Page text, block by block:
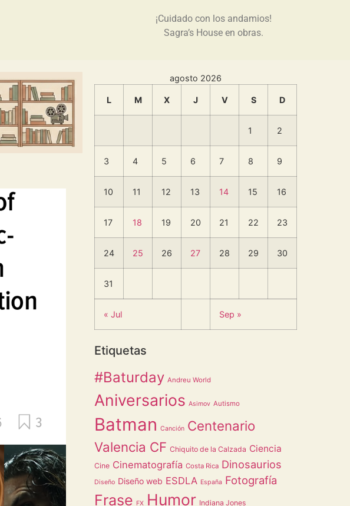
¡Cuidado con los andamios!
Sagra’s House en obras.
agosto 2026
L M X J V S D
1 2
3 4 5 6 7 8 9
10 11 12 13 14 15 16
17 18 19 20 21 22 23
24 25 26 27 28 29 30
31
« Jul Sep »
Etiquetas
#Baturday Andreu World
Aniversarios Asimov Autismo
Batman Canción Centenario
Valencia CF Chiquito de la Calzada Ciencia
Cine Cinematografía Costa Rica Dinosaurios
Diseño Diseño web ESDLA España Fotografía
Frase FX Humor Indiana Jones